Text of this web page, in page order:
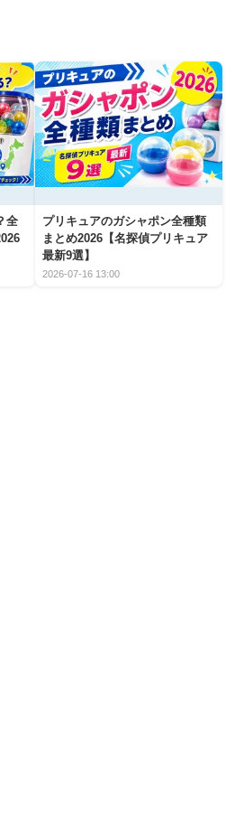
全
プリキュアのガシャポン全種類
まとめ2026【名探偵プリキュア
最新9選】
2026-07-16 13:00